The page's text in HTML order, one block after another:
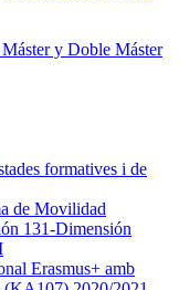
y Doble Máster
formatives i de
de Movilidad
131-Dimensión
Erasmus+ amb